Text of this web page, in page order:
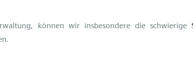
können wir insbesondere die schwierige